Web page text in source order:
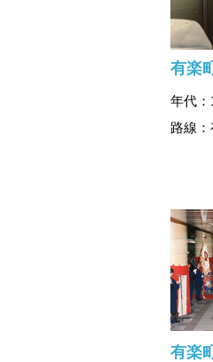
有楽
年代：
路線
有楽